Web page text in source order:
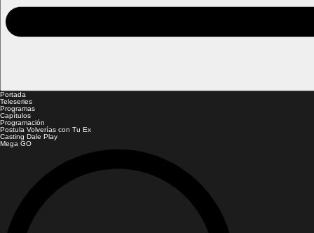
Portada
Teleseries
Programas
Capítulos
Programación
Postula Volverías con Tu Ex
Casting Dale Play
Mega GO